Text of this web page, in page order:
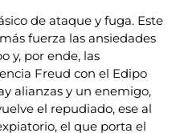
de ataque y fuga. Este
fuerza las ansiedades
y, por ende, las
Freud con el Edipo
alianzas y un enemigo,
el repudiado, ese al
el que porta el